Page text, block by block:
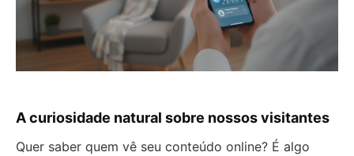
A curiosidade natural sobre nossos visitantes
Quer saber quem vê seu conteúdo online? É algo